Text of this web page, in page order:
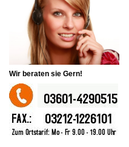
Wir beraten sie Gern!